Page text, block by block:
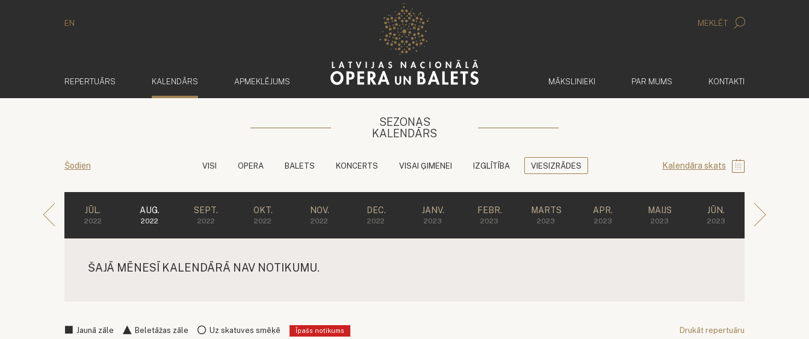
EN MEKLĒT
REPERTUĀRS KALENDĀRS APMEKLĒJUMS MĀKSLINIEKI PAR MUMS KONTAKTI
SEZONAS
KALENDĀRS
Šodien VISI OPERA BALETS KONCERTS VISAI ĢIMENEI IZGLĪTĪBA VIESIZRĀDES Kalendāra skats
JŪL.
2022
AUG.
2022
SEPT.
2022
OKT.
2022
NOV.
2022
DEC.
2022
JANV.
2023
FEBR.
2023
MARTS
2023
APR.
2023
MAIJS
2023
JŪN.
2023
ŠAJĀ MĒNESĪ KALENDĀRĀ NAV NOTIKUMU.
Jaunā zāle Beletāžas zāle Uz skatuves smēķē Īpašs notikums Drukāt repertuāru